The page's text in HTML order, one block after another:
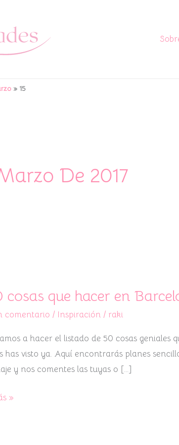
15
De 2017
cosas que hacer en
comentario / Inspiración / raki
a hacer el listado de 50 cosas
has visto ya. Aquí encontrarás planes
y nos comentes las tuyas o […]
»